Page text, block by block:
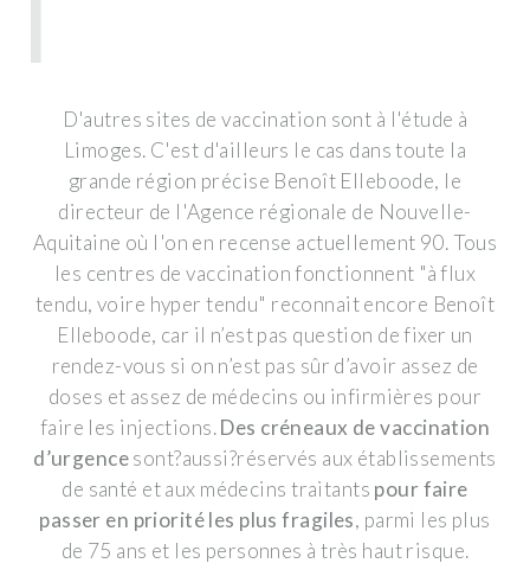
D'autres sites de vaccination sont à l'étude à
Limoges. C'est d'ailleurs le cas dans toute la
grande région précise Benoît Elleboode, le
directeur de l'Agence régionale de Nouvelle-
Aquitaine où l'on en recense actuellement 90. Tous
les centres de vaccination fonctionnent "à flux
tendu, voire hyper tendu" reconnait encore Benoît
Elleboode, car il n’est pas question de fixer un
rendez-vous si on n’est pas sûr d’avoir assez de
doses et assez de médecins ou infirmières pour
faire les injections.Des créneaux de vaccination
d’urgencesont?aussi?réservés aux établissements
de santé et aux médecins traitants pour faire
passer en priorité les plus fragiles, parmi les plus
de 75 ans et les personnes à très haut risque.